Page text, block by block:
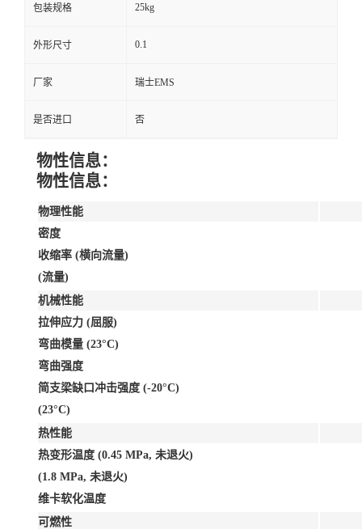
包装规格 25kg
外形尺寸 0.1
厂家 瑞士EMS
是否进口 否
物性信息：
物性信息：
物理性能
密度
收缩率 (横向流量)
(流量)
机械性能
拉伸应力 (屈服)
弯曲模量 (23°C)
弯曲强度
简支梁缺口冲击强度 (-20°C)
(23°C)
热性能
热变形温度 (0.45 MPa, 未退火)
(1.8 MPa, 未退火)
维卡软化温度
可燃性